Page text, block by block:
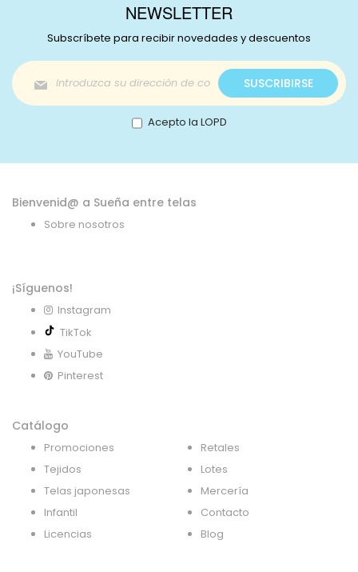
NEWSLETTER
Subscríbete para recibir novedades y descuentos
Inscríbase
a
nuestro
boletín
de
SUSCRIBIRSE
Acepto la LOPD
Bienvenid@ a Sueña entre telas
Sobre nosotros
¡Síguenos!
Instagram
TikTok
YouTube
Pinterest
Catálogo
Promociones
Tejidos
Telas japonesas
Infantil
Licencias
Retales
Lotes
Mercería
Contacto
Blog